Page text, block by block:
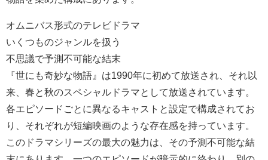
オムニバス形式のテレビドラマ
いくつものジャンルを扱う
不思議で予測不可能な結末
『世にも奇妙な物語』は1990年に初めて放送され、それ以
来、春と秋のスペシャルドラマとして放送されています。
各エピソードごとに異なるキャストと設定で構成されてお
り、それぞれが短編映画のような存在感を持っています。
このドラマシリーズの最大の魅力は、その予測不可能な結